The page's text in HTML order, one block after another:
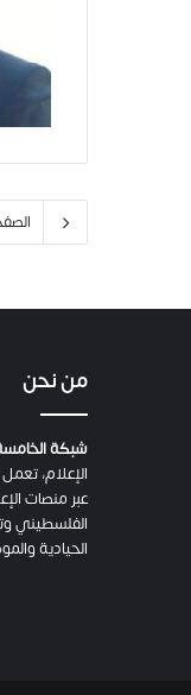
من نحن
شبكة الخامسة
الإعلام،
عبر منصات
الفلسطيني
الحيادية